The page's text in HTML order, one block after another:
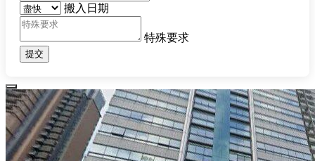
搬入日期
特殊要求
提交